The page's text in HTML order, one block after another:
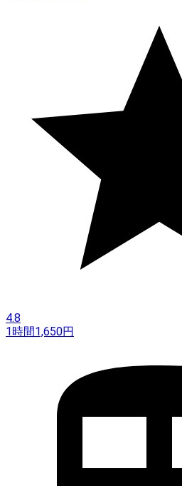
4.8
1時間1,650円